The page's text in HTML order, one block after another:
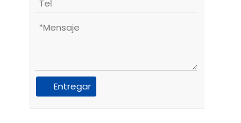
Entregar